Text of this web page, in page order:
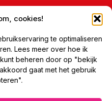
cookies!
te optimaliseren
Lees meer over hoe ik
beheren door op "bekijk
gaat met het gebruik